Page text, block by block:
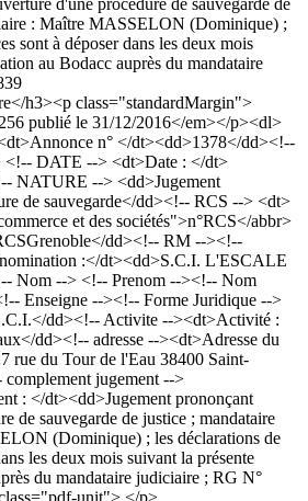
: Maître MASSELON (Dominique) ;
sont à déposer dans les deux mois
au Bodacc auprès du mandataire
h3><p class="standardMargin">
publié le 31/12/2016</em></p><dl>
n° </dt><dd>1378</dd><!--
<!-- DATE --> <dt>Date : </dt>
NATURE --> <dd>Jugement
de sauvegarde</dd><!-- RCS --> <dt>
et des sociétés">n°RCS</abbr>
dd><!-- RM --><!--
:</dt><dd>S.C.I. L'ESCALE
Nom --> <!-- Prenom --><!-- Nom
Enseigne --><!-- Forme Juridique -->
dd><!-- Activite --><dt>Activité :
dd><!-- adresse --><dt>Adresse du
rue du Tour de l'Eau 38400 Saint-
jugement -->
: </dt><dd>Jugement prononçant
de sauvegarde de justice ; mandataire
(Dominique) ; les déclarations de
les deux mois suivant la présente
du mandataire judiciaire ; RG N°
unit"> </p>